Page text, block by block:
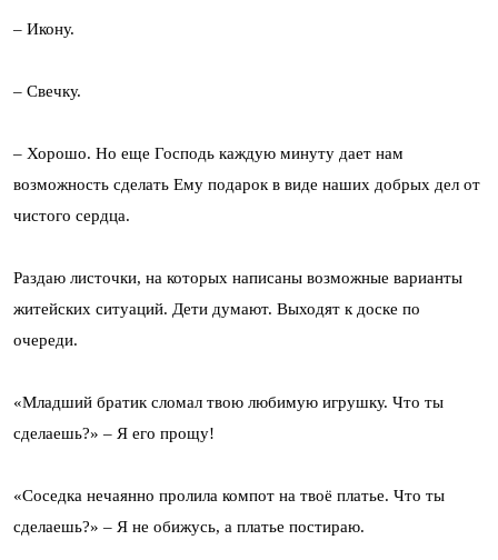
– Икону.
– Свечку.
– Хорошо. Но еще Господь каждую минуту дает нам
возможность сделать Ему подарок в виде наших добрых дел от
чистого сердца.
Раздаю листочки, на которых написаны возможные варианты
житейских ситуаций. Дети думают. Выходят к доске по
очереди.
«Младший братик сломал твою любимую игрушку. Что ты
сделаешь?» – Я его прощу!
«Соседка нечаянно пролила компот на твоё платье. Что ты
сделаешь?» – Я не обижусь, а платье постираю.